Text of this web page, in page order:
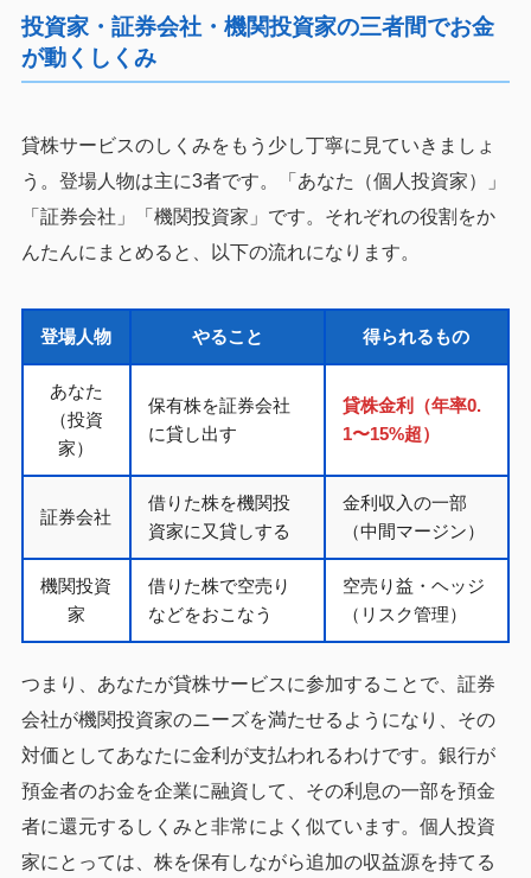
投資家・証券会社・機関投資家の三者間でお金
が動くしくみ
貸株サービスのしくみをもう少し丁寧に見ていきましょ
う。登場人物は主に3者です。「あなた（個人投資家）」
「証券会社」「機関投資家」です。それぞれの役割をか
んたんにまとめると、以下の流れになります。
登場人物 やること 得られるもの
あなた
（投資
家）
保有株を証券会社
に貸し出す
貸株金利（年率0.
1〜15%超）
証券会社
借りた株を機関投
資家に又貸しする
金利収入の一部
（中間マージン）
機関投資
家
借りた株で空売り
などをおこなう
空売り益・ヘッジ
（リスク管理）
つまり、あなたが貸株サービスに参加することで、証券
会社が機関投資家のニーズを満たせるようになり、その
対価としてあなたに金利が支払われるわけです。銀行が
預金者のお金を企業に融資して、その利息の一部を預金
者に還元するしくみと非常によく似ています。個人投資
家にとっては、株を保有しながら追加の収益源を持てる